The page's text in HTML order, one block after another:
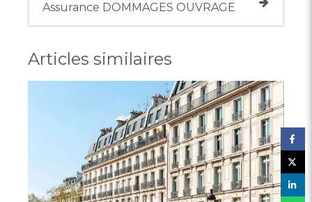
Assurance DOMMAGES OUVRAGE
Articles similaires